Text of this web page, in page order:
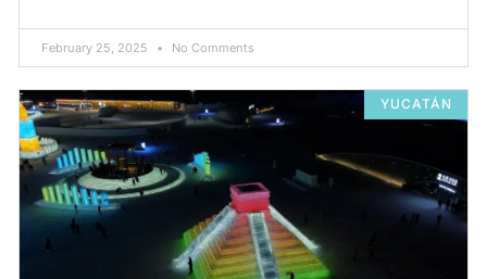
February 25, 2025 No Comments
YUCATÁN